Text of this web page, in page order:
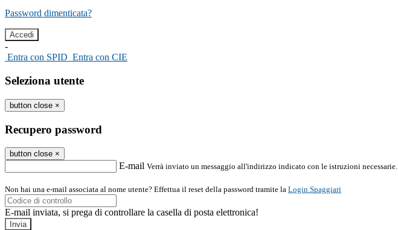
Password dimenticata?
-
Entra con SPID Entra con CIE
Seleziona utente
button close ×
Recupero password
button close ×
E-mail Verrà inviato un messaggio all'indirizzo indicato con le istruzioni necessarie.
Non hai una e-mail associata al nome utente? Effettua il reset della password tramite la Login Spaggiari
E-mail inviata, si prega di controllare la casella di posta elettronica!